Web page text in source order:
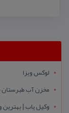
لوکس ویزا
مخزن آب طبرستان
وکیل یاب | بهترین